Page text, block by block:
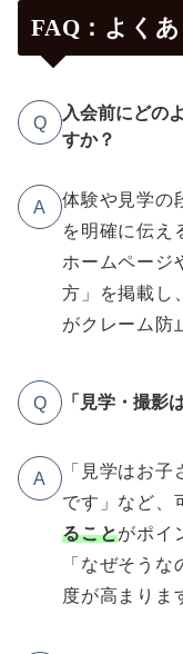
FAQ：よく
Q
入会前にどの
すか？
A 体験や見学の
を明確に伝え
ホームページ
方」を掲載し
がクレーム防
Q 「見学・撮影
A
「見学はお
です」など、
ることがポイ
「なぜそう
度が高まりま